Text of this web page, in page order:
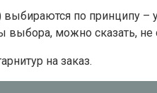
по принципу
выбора, можно сказать, не
на заказ.